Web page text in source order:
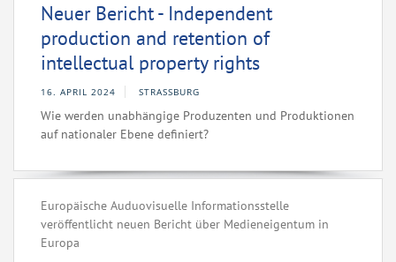
Neuer Bericht - Independent
production and retention of
intellectual property rights
16. APRIL 2024 STRASSBURG
Wie werden unabhängige Produzenten und Produktionen
auf nationaler Ebene definiert?
Europäische Auduovisuelle Informationsstelle
veröffentlicht neuen Bericht über Medieneigentum in
Europa